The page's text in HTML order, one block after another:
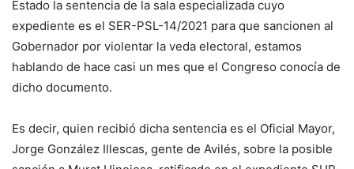
Estado la sentencia de la sala especializada cuyo
expediente es el SER-PSL-14/2021 para que sancionen al
Gobernador por violentar la veda electoral, estamos
hablando de hace casi un mes que el Congreso conocía de
dicho documento.
Es decir, quien recibió dicha sentencia es el Oficial Mayor,
Jorge González Illescas, gente de Avilés, sobre la posible